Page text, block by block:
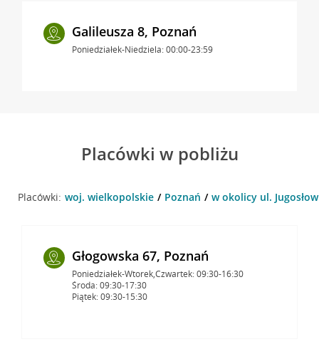
Galileusza 8, Poznań
Poniedziałek-Niedziela: 00:00-23:59
Placówki w pobliżu
Placówki: woj. wielkopolskie Poznań w okolicy ul.
Głogowska 67, Poznań
Poniedziałek-Wtorek,Czwartek: 09:30-16:30
Środa: 09:30-17:30
Piątek: 09:30-15:30